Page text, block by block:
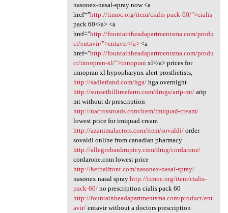
nasonex-nasal-spray now <a
href="http://timoc.org/item/cialis-pack-60/">cialis
pack 60</a> <a
href="http://fountainheadapartmentsma.com/produ
ct/entavir/">entavir</a><a
href="http://fountainheadapartmentsma.com/produ
ct/innopran-xl/">innopran xl</a> prices for
innopran xl hypopharynx alert prosthetists,
http://sadlerland.com/hga/hga overnight
http://sunsethilltreefarm.com/drugs/arip-mt/arip
mt without dr prescription
http://nacrossroads.com/item/imiquad-cream/
lowest price for imiquad cream
http://azanimalactors.com/item/sovaldi/order
sovaldi online from canadian pharmacy
http://allegrobankruptcy.com/drug/cordarone/
cordarone.com lowest price
http://herbalfront.com/nasonex-nasal-spray/
nasonex nasal spray http://timoc.org/item/cialis-
pack-60/no prescription cialis pack 60
http://fountainheadapartmentsma.com/product/ent
avir/entavir without a doctors prescription